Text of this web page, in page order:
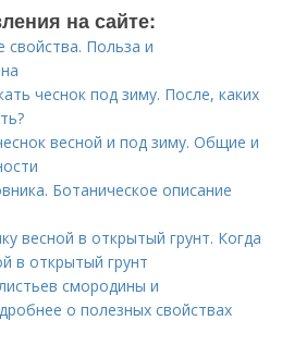
на сайте:
свойства. Польза и
чеснок под зиму. После, каких
весной и под зиму. Общие и
Ботаническое описание
весной в открытый грунт. Когда
в открытый грунт
смородины и
о полезных свойствах